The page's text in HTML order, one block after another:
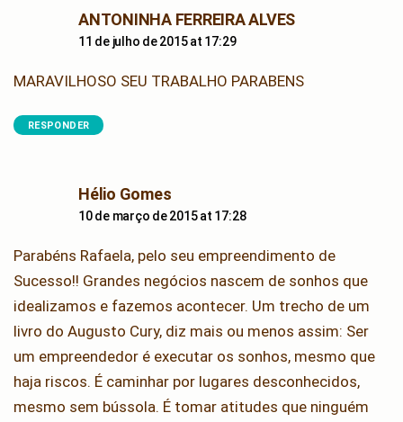
ANTONINHA FERREIRA ALVESsays:
11 de julho de 2015 at 17:29
MARAVILHOSO SEU TRABALHO PARABENS
RESPONDER
Hélio Gomessays:
10 de março de 2015 at 17:28
Parabéns Rafaela, pelo seu empreendimento de
Sucesso!! Grandes negócios nascem de sonhos que
idealizamos e fazemos acontecer. Um trecho de um
livro do Augusto Cury, diz mais ou menos assim: Ser
um empreendedor é executar os sonhos, mesmo que
haja riscos. É caminhar por lugares desconhecidos,
mesmo sem bússola. É tomar atitudes que ninguém